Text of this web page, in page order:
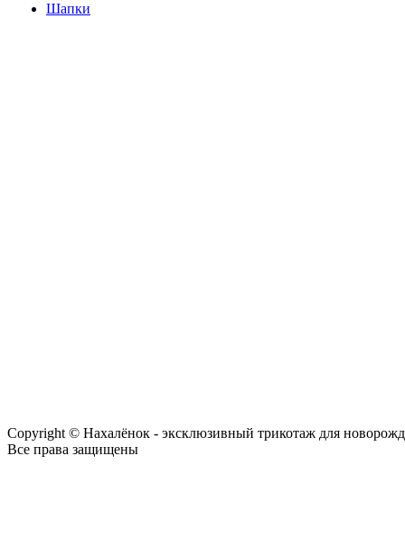
Шапки
Copyright © Нахалёнок - эксклюзивный трикотаж для
Все права защищены